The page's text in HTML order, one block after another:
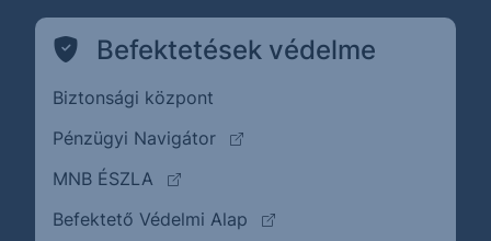
Befektetések védelme
Biztonsági központ
Pénzügyi Navigátor
(külső oldalra ugrik)
MNB ÉSZLA
(külső oldalra ugrik)
Befektető Védelmi Alap
(külső oldalra ugrik)